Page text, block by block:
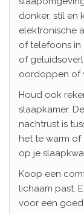
donker, stil en
elektronische
of telefoons in
of
oordoppen of
Houd ook
slaapkamer.
nachtrust is
het te warm
op je
Koop een
lichaam past.
voor een